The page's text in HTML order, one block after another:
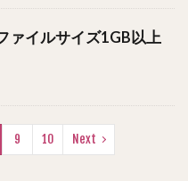
ァイルサイズ1GB以上
9 10 Next